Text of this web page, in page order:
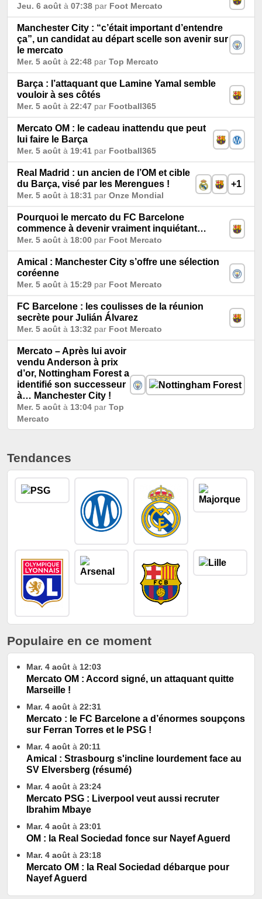
Jeu. 6 août à 07:38 par Foot Mercato
Manchester City : “c’était important d’entendre
ça”, un candidat au départ scelle son avenir sur
le mercato
Mer. 5 août à 22:48 par Top Mercato
Barça : l’attaquant que Lamine Yamal semble
vouloir à ses côtés
Mer. 5 août à 22:47 par Football365
Mercato OM : le cadeau inattendu que peut
lui faire le Barça
Mer. 5 août à 19:41 par Football365
Real Madrid : un ancien de l’OM et cible
du Barça, visé par les Merengues !
Mer. 5 août à 18:31 par Onze Mondial
+1
Pourquoi le mercato du FC Barcelone
commence à devenir vraiment inquiétant…
Mer. 5 août à 18:00 par Foot Mercato
Amical : Manchester City s’offre une sélection
coréenne
Mer. 5 août à 15:29 par Foot Mercato
FC Barcelone : les coulisses de la réunion
secrète pour Julián Álvarez
Mer. 5 août à 13:32 par Foot Mercato
Mercato – Après lui avoir
vendu Anderson à prix
d’or, Nottingham Forest a
identifié son successeur
à… Manchester City !
Mer. 5 août à 13:04 par Top
Mercato
Tendances
Populaire en ce moment
Mar. 4 août à 12:03
Mercato OM : Accord signé, un attaquant quitte
Marseille !
Mar. 4 août à 22:31
Mercato : le FC Barcelone a d’énormes soupçons
sur Ferran Torres et le PSG !
Mar. 4 août à 20:11
Amical : Strasbourg s'incline lourdement face au
SV Elversberg (résumé)
Mar. 4 août à 23:24
Mercato PSG : Liverpool veut aussi recruter
Ibrahim Mbaye
Mar. 4 août à 23:01
OM : la Real Sociedad fonce sur Nayef Aguerd
Mar. 4 août à 23:18
Mercato OM : la Real Sociedad débarque pour
Nayef Aguerd